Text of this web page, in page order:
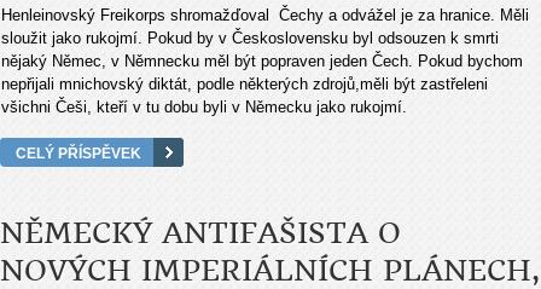
Henleinovský Freikorps shromažďoval Čechy a odvážel je za hranice. Měli
sloužit jako rukojmí. Pokud by v Československu byl odsouzen k smrti
nějaký Němec, v Němnecku měl být popraven jeden Čech. Pokud bychom
nepřijali mnichovský diktát, podle některých zdrojů,měli být zastřeleni
všichni Češi, kteří v tu dobu byli v Německu jako rukojmí.
CELÝ PŘÍSPĚVEK
NĚMECKÝ ANTIFAŠISTA O
NOVÝCH IMPERIÁLNÍCH PLÁNECH,